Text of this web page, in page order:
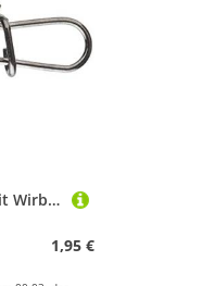
DAIWA Egg Karabiner mit Wirbel 4
1,95 €